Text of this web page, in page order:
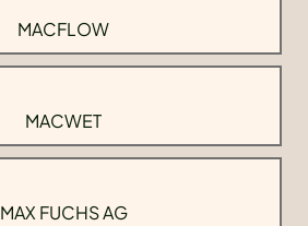
MACFLOW
MACWET
MAX FUCHS AG